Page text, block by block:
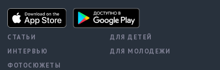
СТАТЬИ
ИНТЕРВЬЮ
ФОТОСЮЖЕТЫ
ДЛЯ ДЕТЕЙ
ДЛЯ МОЛОДЕЖИ